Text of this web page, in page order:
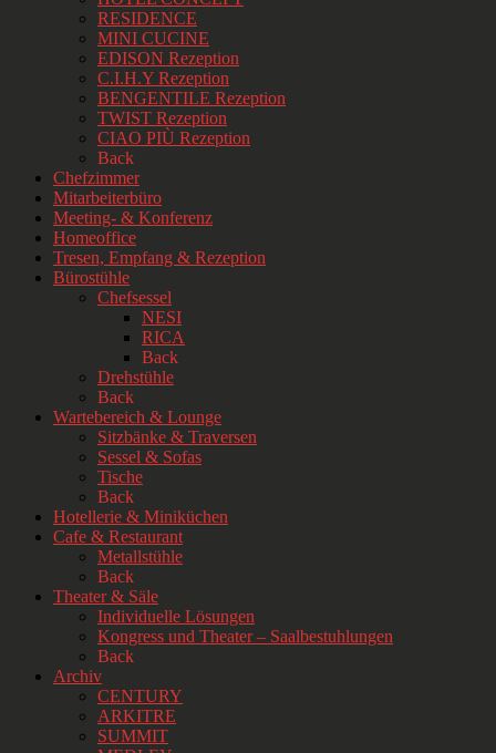
RESIDENCE
MINI CUCINE
EDISON Rezeption
C.I.H.Y Rezeption
BENGENTILE Rezeption
TWIST Rezeption
CIAO PIÙ Rezeption
Back
Chefzimmer
Mitarbeiterbüro
Meeting- & Konferenz
Homeoffice
Tresen, Empfang & Rezeption
Bürostühle
Chefsessel
NESI
RICA
Back
Drehstühle
Back
Wartebereich & Lounge
Sitzbänke & Traversen
Sessel & Sofas
Tische
Back
Hotellerie & Miniküchen
Cafe & Restaurant
Metallstühle
Back
Theater & Säle
Individuelle Lösungen
Kongress und Theater – Saalbestuhlungen
Back
Archiv
CENTURY
ARKITRE
SUMMIT